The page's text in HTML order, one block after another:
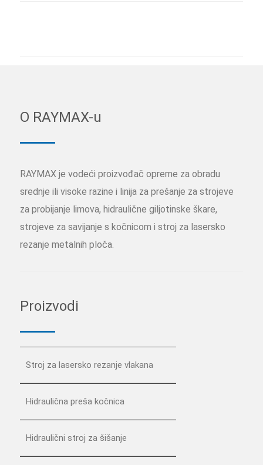
O RAYMAX-u
RAYMAX je vodeći proizvođač opreme za obradu
srednje ili visoke razine i linija za prešanje za strojeve
za probijanje limova, hidraulične giljotinske škare,
strojeve za savijanje s kočnicom i stroj za lasersko
rezanje metalnih ploča.
Proizvodi
Stroj za lasersko rezanje vlakana
Hidraulična preša kočnica
Hidraulični stroj za šišanje